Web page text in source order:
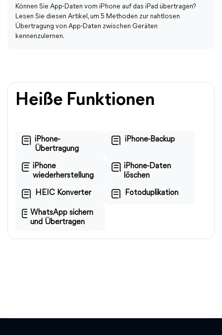
Können Sie App-Daten vom iPhone auf das iPad übertragen?
Lesen Sie diesen Artikel, um 5 Methoden zur nahtlosen
Übertragung von App-Daten zwischen Geräten
kennenzulernen.
Heiße Funktionen
iPhone-
Übertragung
iPhone-Backup
iPhone
wiederherstellung
iPhone-Daten
löschen
HEIC Konverter Fotoduplikation
WhatsApp sichern
und Übertragen